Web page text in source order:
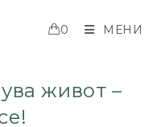
0 МЕНИ
живот –